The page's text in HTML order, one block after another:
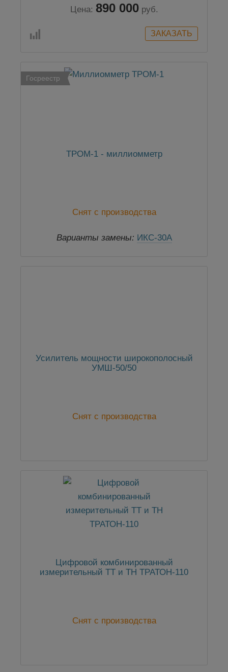
Цена: 890 000 руб.
Госреестр
ТРОМ-1 - миллиомметр
Снят с производства
Варианты замены: ИКС-30А
Усилитель мощности широкополосный
УМШ-50/50
Снят с производства
Цифровой комбинированный
измерительный ТТ и ТН ТРАТОН-110
Снят с производства